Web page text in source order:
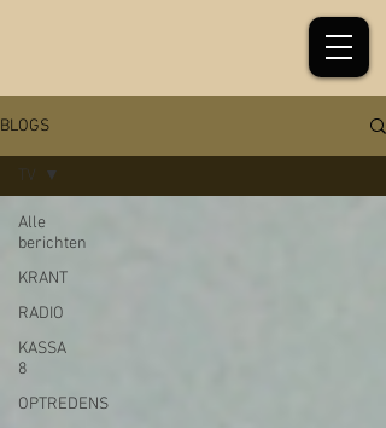
BLOGS
Alle
berichten
KRANT
RADIO
KASSA
8
OPTREDENS
TV